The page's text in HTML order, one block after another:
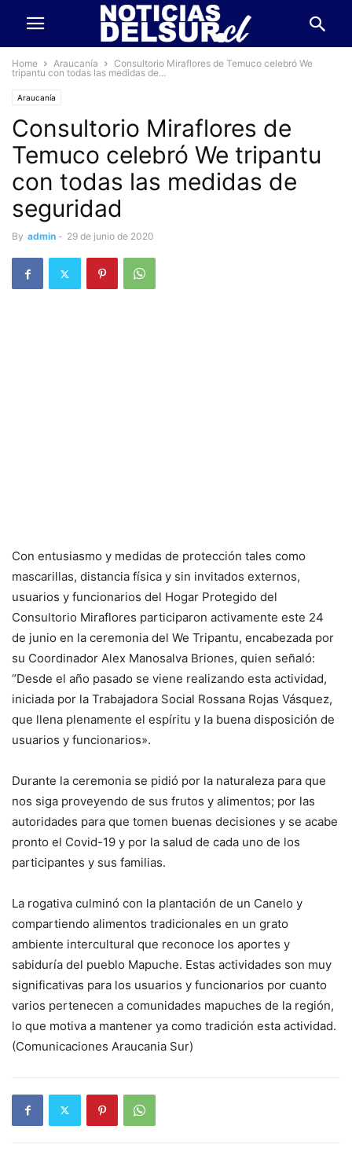
Home Araucanía
Consultorio Miraflores de Temuco celebró We
tripantu con todas las medidas de...
Araucanía
Consultorio Miraflores de
Temuco celebró We tripantu
con todas las medidas de
seguridad
By admin - 29 de junio de 2020
Con entusiasmo y medidas de protección tales como
mascarillas, distancia física y sin invitados externos,
usuarios y funcionarios del Hogar Protegido del
Consultorio Miraflores participaron activamente este 24
de junio en la ceremonia del We Tripantu, encabezada por
su Coordinador Alex Manosalva Briones, quien señaló:
“Desde el año pasado se viene realizando esta actividad,
iniciada por la Trabajadora Social Rossana Rojas Vásquez,
que llena plenamente el espíritu y la buena disposición de
usuarios y funcionarios».
Durante la ceremonia se pidió por la naturaleza para que
nos siga proveyendo de sus frutos y alimentos; por las
autoridades para que tomen buenas decisiones y se acabe
pronto el Covid-19 y por la salud de cada uno de los
participantes y sus familias.
La rogativa culminó con la plantación de un Canelo y
compartiendo alimentos tradicionales en un grato
ambiente intercultural que reconoce los aportes y
sabiduría del pueblo Mapuche. Estas actividades son muy
significativas para los usuarios y funcionarios por cuanto
varios pertenecen a comunidades mapuches de la región,
lo que motiva a mantener ya como tradición esta actividad.
(Comunicaciones Araucania Sur)